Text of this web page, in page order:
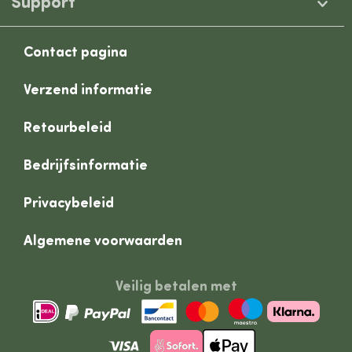
Support
Contact pagina
Verzend informatie
Retourbeleid
Bedrijfsinformatie
Privacybeleid
Algemene voorwaarden
Veilig betalen met